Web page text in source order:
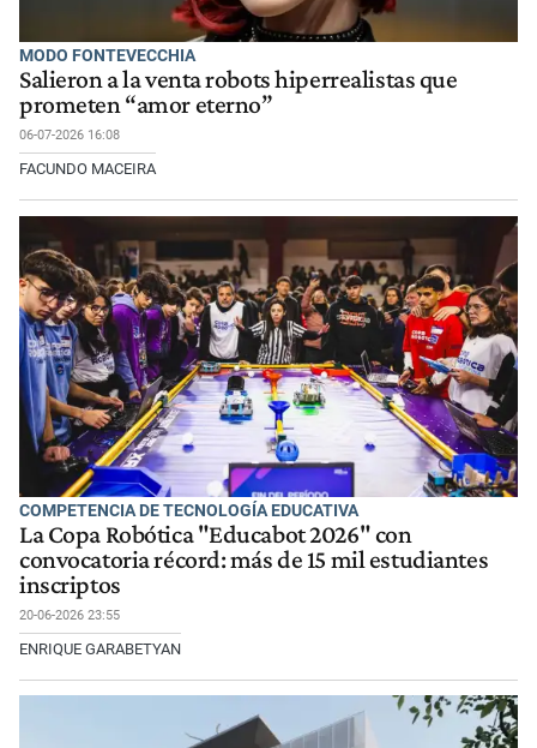
MODO FONTEVECCHIA
Salieron a la venta robots hiperrealistas que
prometen “amor eterno”
06-07-2026 16:08
FACUNDO MACEIRA
COMPETENCIA DE TECNOLOGÍA EDUCATIVA
La Copa Robótica "Educabot 2026" con
convocatoria récord: más de 15 mil estudiantes
inscriptos
20-06-2026 23:55
ENRIQUE GARABETYAN